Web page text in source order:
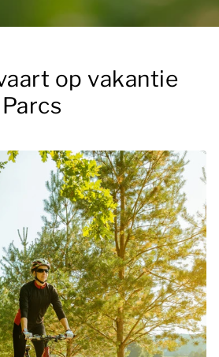
op vakantie